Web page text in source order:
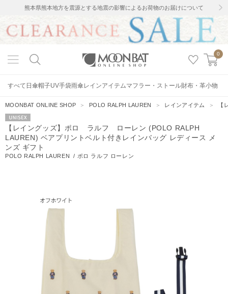
熊本県熊本地方を震源とする地震の影響によるお荷物のお届けについて
0
すべて 日傘帽子UV手袋雨傘レインアイテムマフラー・ストール財布・革小物
MOONBAT ONLINE SHOP ＞ POLO RALPH LAUREN ＞ レインアイテム ＞ 【
UNISEX
【レイングッズ】ポロ ラルフ ローレン (POLO RALPH
LAUREN) ベアプリントベルト付きレインバッグ レディース メ
ンズ ギフト
POLO RALPH LAUREN / ポロ ラルフ ローレン